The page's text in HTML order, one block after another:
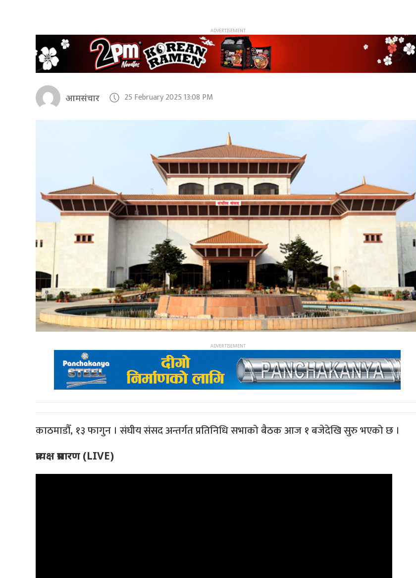
आमसंचार 25 February 2025 13:08 PM
काठमाडौँ, १३ फागुन । संघीय संसद अन्तर्गत प्रतिनिधि सभाको बैठक आज १ बजेदेखि सुरु भएको छ ।
प्रत्यक्ष प्रसारण (LIVE)